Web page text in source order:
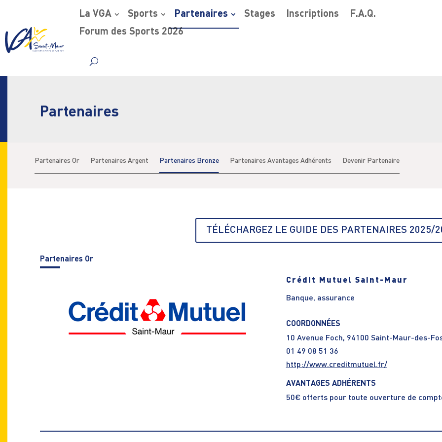
La VGA Sports Partenaires Stages Inscriptions
F.A.Q.
Forum des Sports 2026
Partenaires
Partenaires Or Partenaires Argent Partenaires Bronze Partenaires Avantages Adhérents Devenir Partenaire
TÉLÉCHARGEZ LE GUIDE DES PARTENAIRES 2025/
Partenaires Or
Crédit Mutuel Saint-Maur
Banque, assurance
COORDONNÉES
10 Avenue Foch, 94100 Saint-Maur-des-
01 49 08 51 36
http://www.creditmutuel.fr/
AVANTAGES ADHÉRENTS
50€ offerts pour toute ouverture de